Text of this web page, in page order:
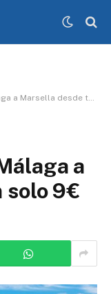
desde tan solo 9€
a
solo 9€